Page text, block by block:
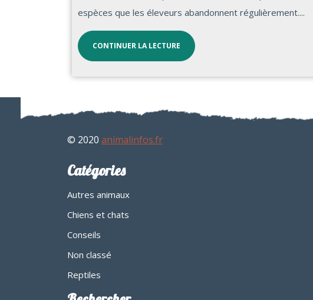
espèces que les éleveurs abandonnent régulièrement....
CONTINUER LA LECTURE
© 2020 animalinfos.fr
Catégories
Autres animaux
Chiens et chats
Conseils
Non classé
Reptiles